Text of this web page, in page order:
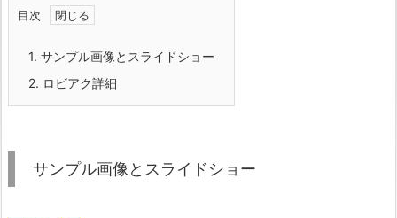
目次
1. サンプル画像とスライドショー
2. ロビアク詳細
サンプル画像とスライドショー